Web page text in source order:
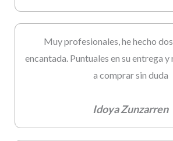
Muy profesionales, he hecho
encantada. Puntuales en su entrega
a comprar sin duda
Idoya Zunzarren